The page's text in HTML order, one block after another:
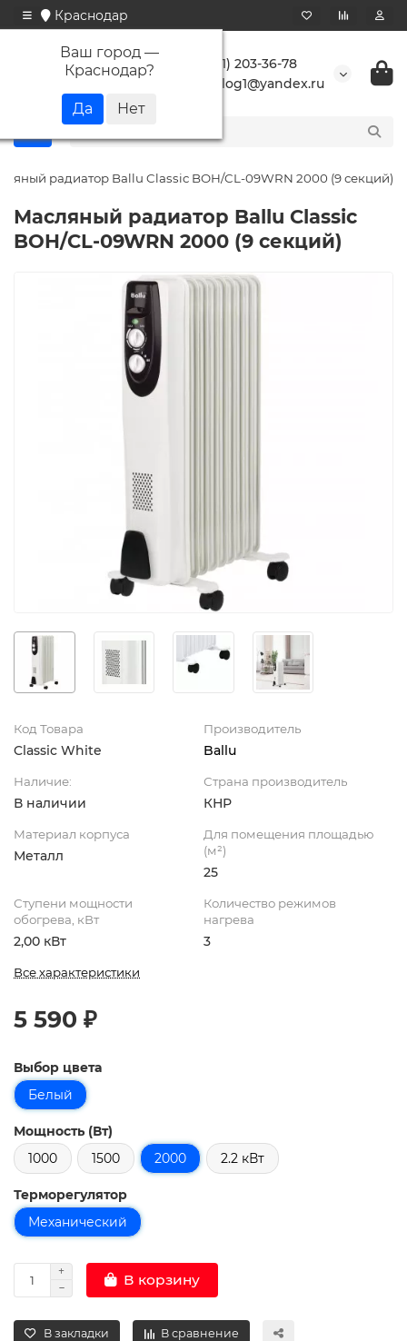
Краснодар
Ваш город —
Краснодар?
+7 (861) 203-36-78
buranlog1@yandex.ru
радиатор Ballu Classic BOH/CL-09WRN 2000 (9 секций)
Масляный радиатор Ballu Classic
BOH/CL-09WRN 2000 (9 секций)
Код Товара
Classic White
Производитель
Ballu
Наличие:
В наличии
Страна производитель
КНР
Материал корпуса
Металл
Для помещения площадью
(м²)
25
Ступени мощности
обогрева, кВт
2,00 кВт
Количество режимов
нагрева
3
Все характеристики
5 590 ₽
Выбор цвета
Белый
Мощность (Вт)
1000
1500 2000 2.2 кВт
Терморегулятор
Механический
В корзину
В закладки В сравнение